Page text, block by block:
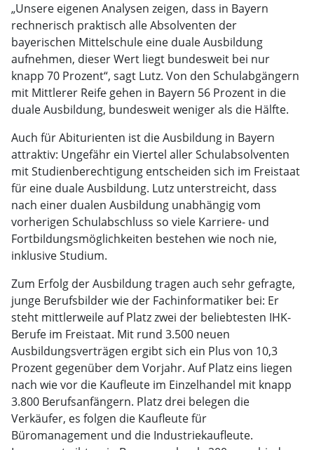
„Unsere eigenen Analysen zeigen, dass in Bayern
rechnerisch praktisch alle Absolventen der
bayerischen Mittelschule eine duale Ausbildung
aufnehmen, dieser Wert liegt bundesweit bei nur
knapp 70 Prozent“, sagt Lutz. Von den Schulabgängern
mit Mittlerer Reife gehen in Bayern 56 Prozent in die
duale Ausbildung, bundesweit weniger als die Hälfte.
Auch für Abiturienten ist die Ausbildung in Bayern
attraktiv: Ungefähr ein Viertel aller Schulabsolventen
mit Studienberechtigung entscheiden sich im Freistaat
für eine duale Ausbildung. Lutz unterstreicht, dass
nach einer dualen Ausbildung unabhängig vom
vorherigen Schulabschluss so viele Karriere- und
Fortbildungsmöglichkeiten bestehen wie noch nie,
inklusive Studium.
Zum Erfolg der Ausbildung tragen auch sehr gefragte,
junge Berufsbilder wie der Fachinformatiker bei: Er
steht mittlerweile auf Platz zwei der beliebtesten IHK-
Berufe im Freistaat. Mit rund 3.500 neuen
Ausbildungsverträgen ergibt sich ein Plus von 10,3
Prozent gegenüber dem Vorjahr. Auf Platz eins liegen
nach wie vor die Kaufleute im Einzelhandel mit knapp
3.800 Berufsanfängern. Platz drei belegen die
Verkäufer, es folgen die Kaufleute für
Büromanagement und die Industriekaufleute.